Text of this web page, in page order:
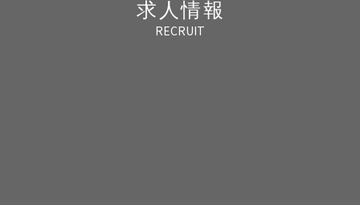
求人情報
RECRUIT